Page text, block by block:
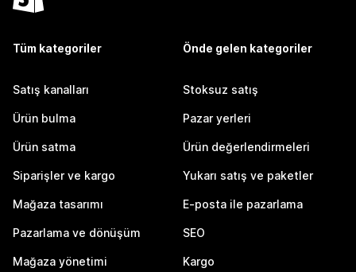
Tüm kategoriler
Satış kanalları
Ürün bulma
Ürün satma
Siparişler ve kargo
Mağaza tasarımı
Pazarlama ve dönüşüm
Mağaza yönetimi
Önde gelen kategoriler
Stoksuz satış
Pazar yerleri
Ürün değerlendirmeleri
Yukarı satış ve paketler
E-posta ile pazarlama
SEO
Kargo